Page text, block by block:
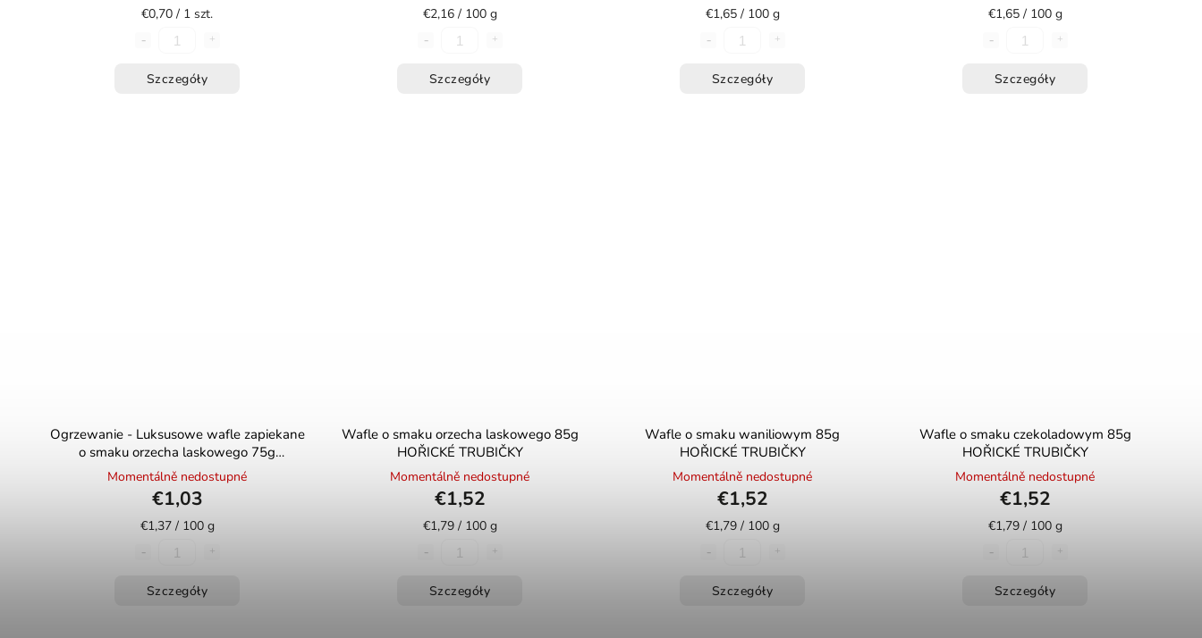
€0,70 / 1 szt.
Szczegóły
€2,16 / 100 g
Szczegóły
€1,65 / 100 g
Szczegóły
€1,65 / 100 g
Szczegóły
Ogrzewanie - Luksusowe wafle zapiekane
o smaku orzecha laskowego 75g
HOŘICKÉ TRUBIČKY
Momentálně nedostupné
€1,03
€1,37 / 100 g
Szczegóły
Wafle o smaku orzecha laskowego 85g
HOŘICKÉ TRUBIČKY
Momentálně nedostupné
€1,52
€1,79 / 100 g
Szczegóły
Wafle o smaku waniliowym 85g
HOŘICKÉ TRUBIČKY
Momentálně nedostupné
€1,52
€1,79 / 100 g
Szczegóły
Wafle o smaku czekoladowym 85g
HOŘICKÉ TRUBIČKY
Momentálně nedostupné
€1,52
€1,79 / 100 g
Szczegóły